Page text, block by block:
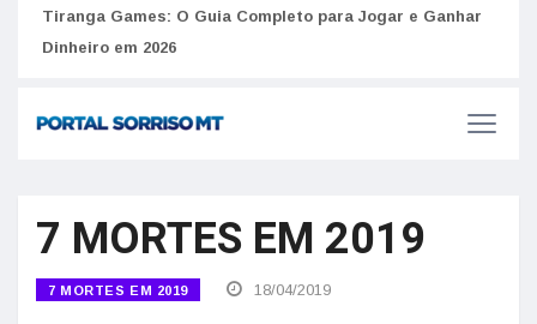
Tiranga Games: O Guia Completo para Jogar e Ganhar
Dinheiro em 2026
7 MORTES EM 2019
7 MORTES EM 2019 18/04/2019